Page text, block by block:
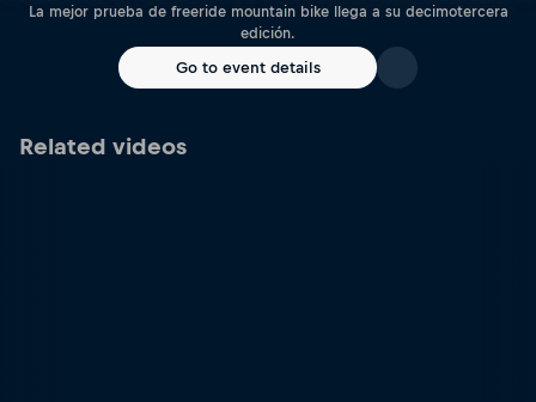
La mejor prueba de freeride mountain bike llega a su decimotercera
edición.
Go to event details
Related videos